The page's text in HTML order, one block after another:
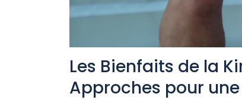
Les Bienfaits de la
Approches pour